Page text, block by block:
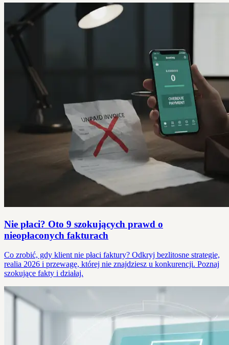
Nie płaci? Oto 9 szokujących prawd o
nieopłaconych fakturach
Co zrobić, gdy klient nie płaci faktury? Odkryj bezlitosne strategie,
realia 2026 i przewagę, której nie znajdziesz u konkurencji. Poznaj
szokujące fakty i działaj.